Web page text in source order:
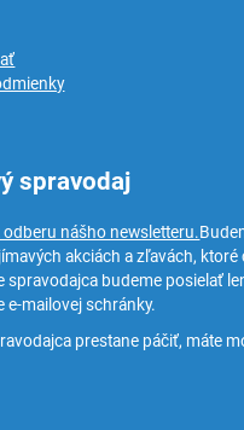
spravodaj
odberu nášho newsletteru.
akciách a zľavách, ktoré
spravodajca budeme posielať
e-mailovej schránky.
prestane páčiť, máte